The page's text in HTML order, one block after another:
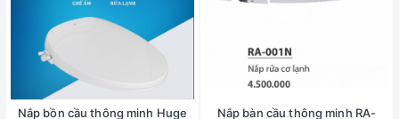
Nắp bồn cầu thông minh Huge Nắp bàn cầu thông minh RA-